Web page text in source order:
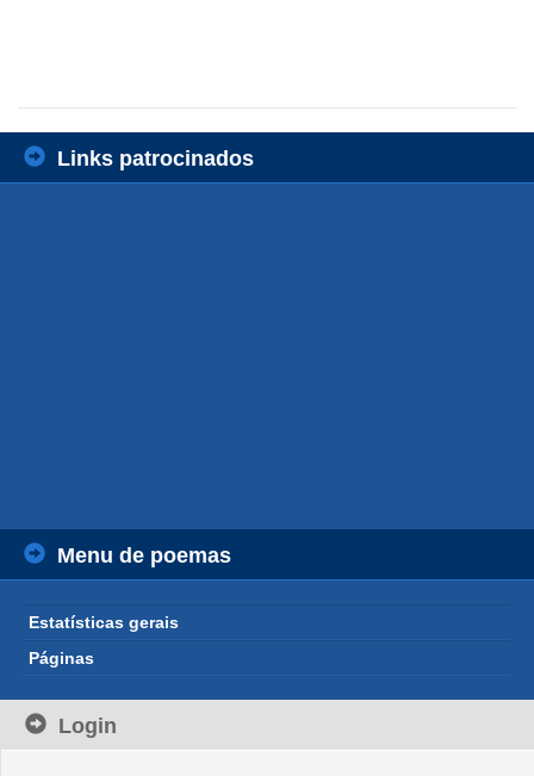
Links patrocinados
Menu de poemas
Estatísticas gerais
Páginas
Login